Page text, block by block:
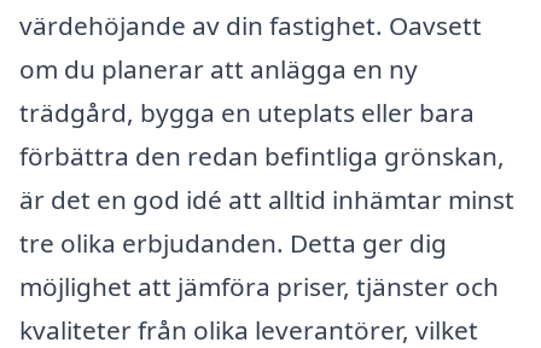
värdehöjande av din fastighet. Oavsett
om du planerar att anlägga en ny
trädgård, bygga en uteplats eller bara
förbättra den redan befintliga grönskan,
är det en god idé att alltid inhämtar minst
tre olika erbjudanden. Detta ger dig
möjlighet att jämföra priser, tjänster och
kvaliteter från olika leverantörer, vilket